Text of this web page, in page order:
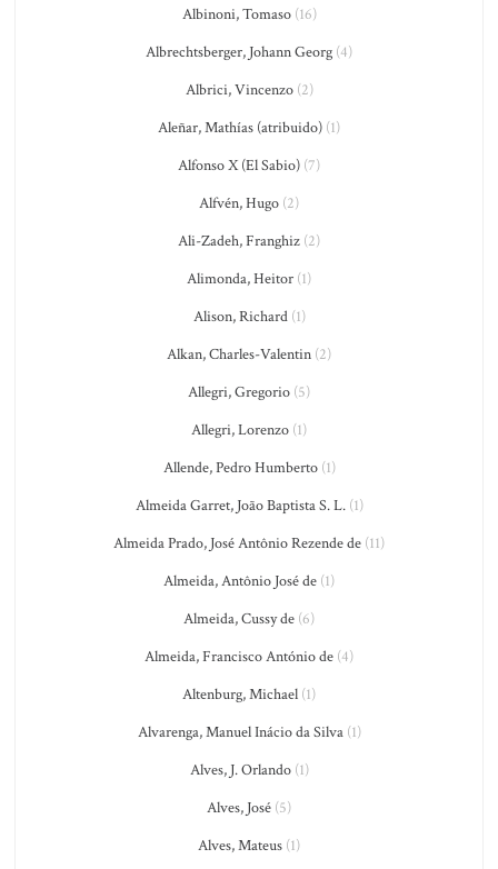
Albinoni, Tomaso(16)
Albrechtsberger, Johann Georg (4)
Albrici, Vincenzo(2)
Aleñar, Mathías (atribuido) (1)
Alfonso X (El Sabio) (7)
Alfvén, Hugo (2)
Ali-Zadeh, Franghiz (2)
Alimonda, Heitor (1)
Alison, Richard(1)
Alkan, Charles-Valentin (2)
Allegri, Gregorio (5)
Allegri, Lorenzo (1)
Allende, Pedro Humberto(1)
Almeida Garret, João Baptista S. L.(1)
Almeida Prado, José Antônio Rezende de (11)
Almeida, Antônio José de (1)
Almeida, Cussy de (6)
Almeida, Francisco António de (4)
Altenburg, Michael (1)
Alvarenga, Manuel Inácio da Silva(1)
Alves, J. Orlando(1)
Alves, José (5)
Alves, Mateus (1)